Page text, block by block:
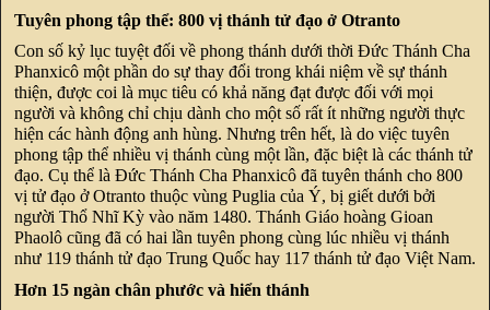
Tuyên phong tập thể: 800 vị thánh tử đạo ở Otranto
Con số kỷ lục tuyệt đối về phong thánh dưới thời Đức Thánh Cha
Phanxicô một phần do sự thay đổi trong khái niệm về sự thánh
thiện, được coi là mục tiêu có khả năng đạt được đối với mọi
người và không chỉ chịu dành cho một số rất ít những người thực
hiện các hành động anh hùng. Nhưng trên hết, là do việc tuyên
phong tập thể nhiều vị thánh cùng một lần, đặc biệt là các thánh tử
đạo. Cụ thể là Đức Thánh Cha Phanxicô đã tuyên thánh cho 800
vị tử đạo ở Otranto thuộc vùng Puglia của Ý, bị giết dưới bởi
người Thổ Nhĩ Kỳ vào năm 1480. Thánh Giáo hoàng Gioan
Phaolô cũng đã có hai lần tuyên phong cùng lúc nhiều vị thánh
như 119 thánh tử đạo Trung Quốc hay 117 thánh tử đạo Việt Nam.
Hơn 15 ngàn chân phước và hiển thánh